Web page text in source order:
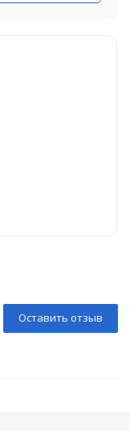
Оставить отзыв